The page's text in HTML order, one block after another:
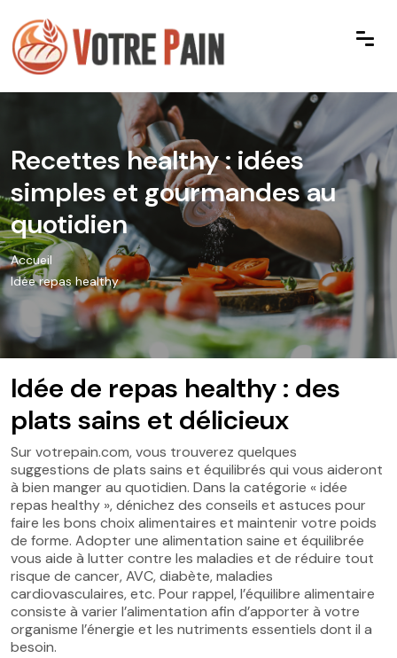
Recettes healthy : idées
simples et gourmandes au
quotidien
Accueil
Idée repas healthy
Idée de repas healthy : des
plats sains et délicieux
Sur votrepain.com, vous trouverez quelques
suggestions de plats sains et équilibrés qui vous aideront
à bien manger au quotidien. Dans la catégorie « idée
repas healthy », dénichez des conseils et astuces pour
faire les bons choix alimentaires et maintenir votre poids
de forme. Adopter une alimentation saine et équilibrée
vous aide à lutter contre les maladies et de réduire tout
risque de cancer, AVC, diabète, maladies
cardiovasculaires, etc. Pour rappel, l’équilibre alimentaire
consiste à varier l’alimentation afin d’apporter à votre
organisme l’énergie et les nutriments essentiels dont il a
besoin.